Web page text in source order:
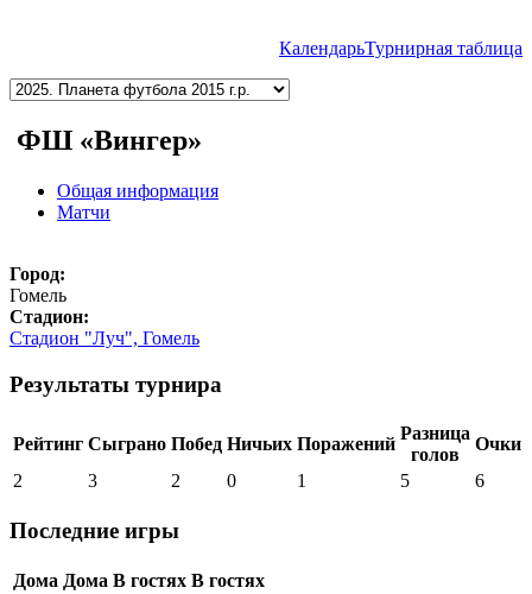
КалендарьТурнирная таблица
ФШ «Вингер»
Общая информация
Матчи
Город:
Гомель
Cтадион:
Стадион "Луч", Гомель
Результаты турнира
Рейтинг Сыграно Побед Ничьих Поражений
Разница
голов
Очки
2
3 2 0 1 5 6
Последние игры
Дома Дома В гостях В гостях